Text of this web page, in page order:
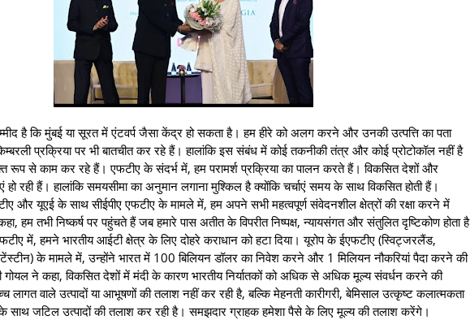
है कि मुंबई या सूरत में एंटवर्प जैसा केंद्र हो सकता है। हम हीरे को अलग करने और उनकी उत्पत्ति का पता
प्रक्रिया पर भी बातचीत कर रहे हैं। हालांकि इस संबंध में कोई तकनीकी तंत्र और कोई प्रोटोकॉल नहीं है
रूप से काम कर रहे हैं। एफटीए के संदर्भ में, हम परामर्श प्रक्रिया का पालन करते हैं। विकसित देशों और
हो रही हैं। हालांकि समयसीमा का अनुमान लगाना मुश्किल है क्योंकि चर्चाएं समय के साथ विकसित होती हैं।
और यूएई के साथ सीईपीए एफटीए के मामले में, हम अपने सभी महत्वपूर्ण संवेदनशील क्षेत्रों की रक्षा करने में
हम तभी निष्कर्ष पर पहुंचते हैं जब हमारे पास अतीत के विपरीत निष्पक्ष, न्यायसंगत और संतुलित दृष्टिकोण होता है
में, हमने भारतीय आईटी क्षेत्र के लिए दोहरे कराधान को हटा दिया। यूरोप के ईएफटीए (स्विट्जरलैंड,
के मामले में, उन्होंने भारत में 100 बिलियन डॉलर का निवेश करने और 1 मिलियन नौकरियां पैदा करने की
गोयल ने कहा, विकसित देशों में मंदी के कारण भारतीय निर्यातकों को अधिक से अधिक मूल्य संवर्धन करने की
लागत वाले उत्पादों या आभूषणों की तलाश नहीं कर रही है, बल्कि मेहनती कारीगरी, बेमिसाल उत्कृष्ट कलात्मकता
साथ जटिल उत्पादों की तलाश कर रही है। समझदार ग्राहक हमेशा पैसे के लिए मूल्य की तलाश करेंगे।